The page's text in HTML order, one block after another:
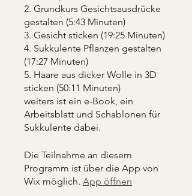
2. Grundkurs Gesichtsausdrücke
gestalten (5:43 Minuten)
3. Gesicht sticken (19:25 Minuten)
4. Sukkulente Pflanzen gestalten
(17:27 Minuten)
5. Haare aus dicker Wolle in 3D
sticken (50:11 Minuten)
weiters ist ein e-Book, ein
Arbeitsblatt und Schablonen für
Sukkulente dabei.
Die Teilnahme an diesem
Programm ist über die App von
Wix möglich. App öffnen